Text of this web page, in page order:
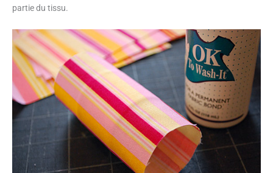
partie du tissu.